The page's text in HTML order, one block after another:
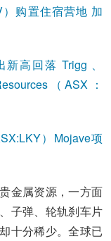
）购置住宿营地 加
高回落 Trigg 、
（ASX：
）Mojave项
金属资源，一方面
子弹、轮轨刹车片
十分稀少。全球已